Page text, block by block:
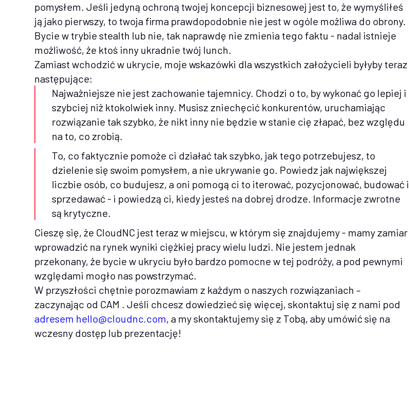
pomysłem. Jeśli jedyną ochroną twojej koncepcji biznesowej jest to, że wymyśliłeś
ją jako pierwszy, to twoja firma prawdopodobnie nie jest w ogóle możliwa do obrony.
Bycie w trybie stealth lub nie, tak naprawdę nie zmienia tego faktu - nadal istnieje
możliwość, że ktoś inny ukradnie twój lunch.
Zamiast wchodzić w ukrycie, moje wskazówki dla wszystkich założycieli byłyby teraz
następujące:
Najważniejsze nie jest zachowanie tajemnicy. Chodzi o to, by wykonać go lepiej i
szybciej niż ktokolwiek inny. Musisz zniechęcić konkurentów, uruchamiając
rozwiązanie tak szybko, że nikt inny nie będzie w stanie cię złapać, bez względu
na to, co zrobią.
To, co faktycznie pomoże ci działać tak szybko, jak tego potrzebujesz, to
dzielenie się swoim pomysłem, a nie ukrywanie go. Powiedz jak największej
liczbie osób, co budujesz, a oni pomogą ci to iterować, pozycjonować, budować i
sprzedawać - i powiedzą ci, kiedy jesteś na dobrej drodze. Informacje zwrotne
są krytyczne.
Cieszę się, że CloudNC jest teraz w miejscu, w którym się znajdujemy - mamy zamiar
wprowadzić na rynek wyniki ciężkiej pracy wielu ludzi. Nie jestem jednak
przekonany, że bycie w ukryciu było bardzo pomocne w tej podróży, a pod pewnymi
względami mogło nas powstrzymać.
W przyszłości chętnie porozmawiam z każdym o naszych rozwiązaniach –
zaczynając od CAM . Jeśli chcesz dowiedzieć się więcej, skontaktuj się z nami pod
adresem hello@cloudnc.com, a my skontaktujemy się z Tobą, aby umówić się na
wczesny dostęp lub prezentację!